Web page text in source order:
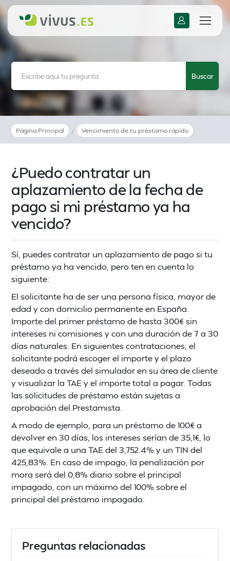
Página Principal / Vencimiento de tu préstamo rápido
¿Puedo contratar un
aplazamiento de la fecha de
pago si mi préstamo ya ha
vencido?
Sí, puedes contratar un aplazamiento de pago si tu
préstamo ya ha vencido, pero ten en cuenta lo
siguiente:
El solicitante ha de ser una persona física, mayor de
edad y con domicilio permanente en España.
Importe del primer préstamo de hasta 300€ sin
intereses ni comisiones y con una duración de 7 a 30
días naturales. En siguientes contrataciones, el
solicitante podrá escoger el importe y el plazo
deseado a través del simulador en su área de cliente
y visualizar la TAE y el importe total a pagar. Todas
las solicitudes de préstamo están sujetas a
aprobación del Prestamista.
A modo de ejemplo, para un préstamo de 100€ a
devolver en 30 días, los intereses serían de 35,1€, lo
que equivale a una TAE del 3,752.4% y un TIN del
425,83%. En caso de impago, la penalización por
mora será del 0,8% diario sobre el principal
impagado, con un máximo del 100% sobre el
principal del préstamo impagado.
Preguntas relacionadas